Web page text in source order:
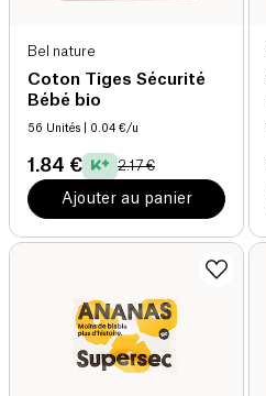
Bel nature
Coton Tiges Sécurité
Bébé bio
56 Unités | 0.04 €/u
1.84 € 2.17 €
Ajouter au panier